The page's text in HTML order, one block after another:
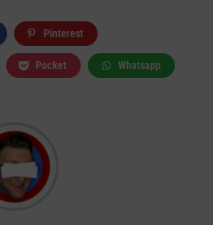
Pinterest
Pocket Whatsapp